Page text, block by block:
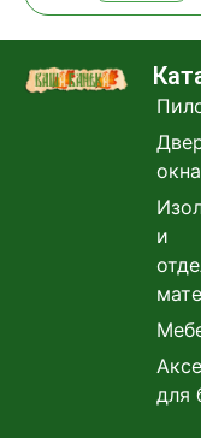
окна
и
для